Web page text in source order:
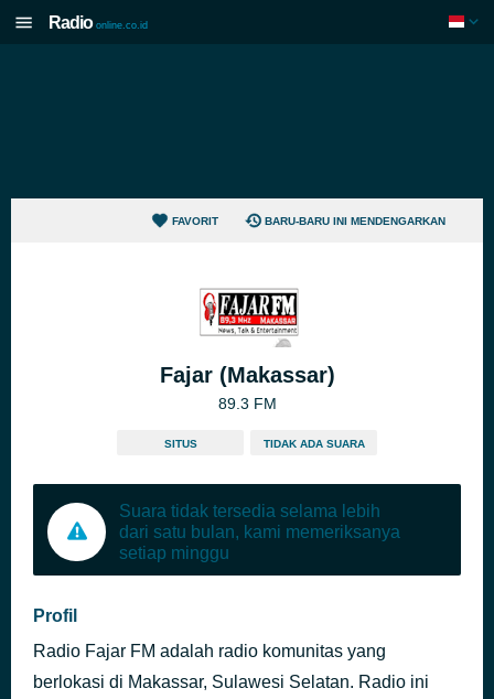
Radio online.co.id
FAVORIT BARU-BARU INI MENDENGARKAN
Fajar (Makassar)
89.3 FM
SITUS TIDAK ADA SUARA
Suara tidak tersedia selama lebih
dari satu bulan, kami memeriksanya
setiap minggu
Profil
Radio Fajar FM adalah radio komunitas yang
berlokasi di Makassar, Sulawesi Selatan. Radio ini